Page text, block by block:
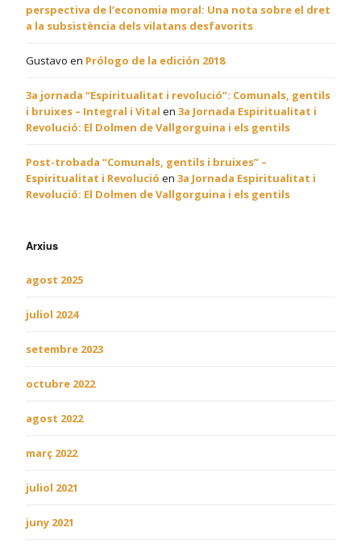
perspectiva de l’economia moral: Una nota sobre el dret
a la subsistència dels vilatans desfavorits
Gustavo en Prólogo de la edición 2018
3a jornada “Espiritualitat i revolució”: Comunals, gentils
i bruixes – Integral i Vital en 3a Jornada Espiritualitat i
Revolució: El Dolmen de Vallgorguina i els gentils
Post-trobada “Comunals, gentils i bruixes” –
Espiritualitat i Revolució en 3a Jornada Espiritualitat i
Revolució: El Dolmen de Vallgorguina i els gentils
Arxius
agost 2025
juliol 2024
setembre 2023
octubre 2022
agost 2022
març 2022
juliol 2021
juny 2021